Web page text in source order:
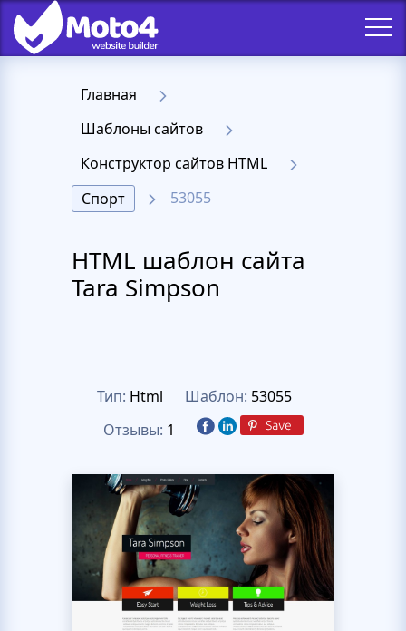
Главная
Шаблоны сайтов
Конструктор сайтов HTML
Спорт
53055
HTML шаблон сайта
Tara Simpson
Тип: Html Шаблон: 53055
Отзывы: 1